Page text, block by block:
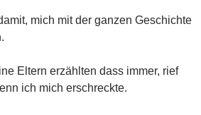
mich mit der ganzen Geschichte
Eltern erzählten dass immer, rief
ich mich erschreckte.